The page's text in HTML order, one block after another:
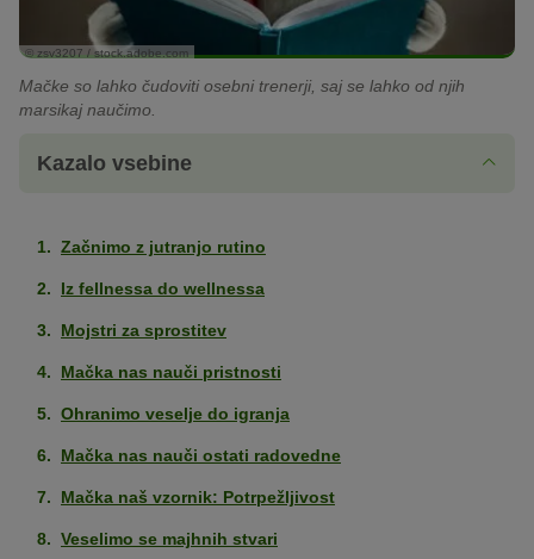
© zsv3207 / stock.adobe.com
Mačke so lahko čudoviti osebni trenerji, saj se lahko od njih
marsikaj naučimo.
Kazalo vsebine
Začnimo z jutranjo rutino
Iz fellnessa do wellnessa
Mojstri za sprostitev
Mačka nas nauči pristnosti
Ohranimo veselje do igranja
Mačka nas nauči ostati radovedne
Mačka naš vzornik: Potrpežljivost
Veselimo se majhnih stvari